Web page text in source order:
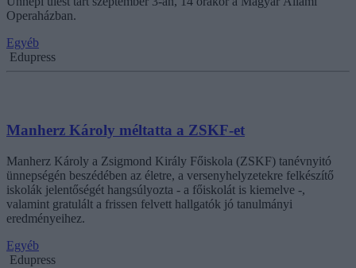
Operaházban.
Egyéb
Edupress
Manherz Károly méltatta a ZSKF-et
Manherz Károly a Zsigmond Király Főiskola (ZSKF) tanévnyitó
ünnepségén beszédében az életre, a versenyhelyzetekre felkészítő
iskolák jelentőségét hangsúlyozta - a főiskolát is kiemelve -,
valamint gratulált a frissen felvett hallgatók jó tanulmányi
eredményeihez.
Egyéb
Edupress